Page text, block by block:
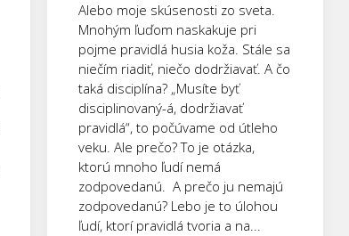
Alebo moje skúsenosti zo sveta.
Mnohým ľuďom naskakuje pri
pojme pravidlá husia koža. Stále sa
niečím riadiť, niečo dodržiavať. A čo
taká disciplína? „Musíte byť
disciplinovaný-á, dodržiavať
pravidlá“, to počúvame od útleho
veku. Ale prečo? To je otázka,
ktorú mnoho ľudí nemá
zodpovedanú. A prečo ju nemajú
zodpovedanú? Lebo je to úlohou
ľudí, ktorí pravidlá tvoria a na...